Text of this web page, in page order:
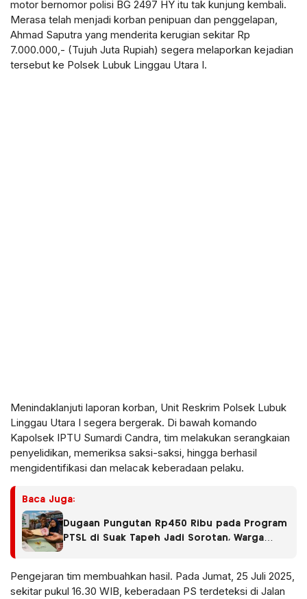
motor bernomor polisi BG 2497 HY itu tak kunjung kembali.
Merasa telah menjadi korban penipuan dan penggelapan,
Ahmad Saputra yang menderita kerugian sekitar Rp
7.000.000,- (Tujuh Juta Rupiah) segera melaporkan kejadian
tersebut ke Polsek Lubuk Linggau Utara I.
Menindaklanjuti laporan korban, Unit Reskrim Polsek Lubuk
Linggau Utara I segera bergerak. Di bawah komando
Kapolsek IPTU Sumardi Candra, tim melakukan serangkaian
penyelidikan, memeriksa saksi-saksi, hingga berhasil
mengidentifikasi dan melacak keberadaan pelaku.
Baca Juga:
Dugaan Pungutan Rp450 Ribu pada Program
PTSL di Suak Tapeh Jadi Sorotan, Warga
Pengejaran tim membuahkan hasil. Pada Jumat, 25 Juli 2025,
sekitar pukul 16.30 WIB, keberadaan PS terdeteksi di Jalan